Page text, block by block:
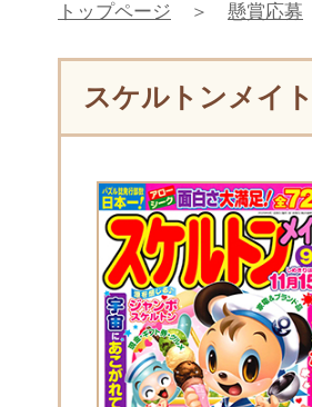
トップページ ＞ 懸賞応募
スケルトンメイト